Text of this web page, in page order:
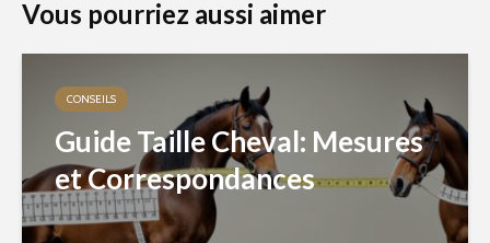
Vous pourriez aussi aimer
CONSEILS
Guide Taille Cheval: Mesures
et Correspondances